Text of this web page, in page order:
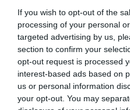
If you wish to opt-out of the
processing of your personal
targeted advertising by us,
section to confirm your
opt-out request is processed
interest-based ads based on
us or personal information
your opt-out. You may
LIFESTYLE
Νίκολα Πελτζ:
μηνιαίως από τον
για την περιουσία της
O Μπρούκλιν Μπέκαμ ζει
δισεκατομμυριούχων